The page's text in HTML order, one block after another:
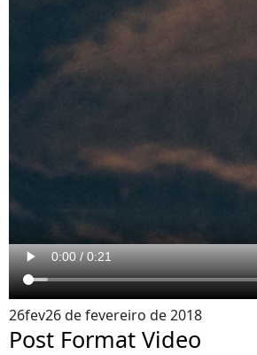
26fev26 de fevereiro de 2018
Post Format Video